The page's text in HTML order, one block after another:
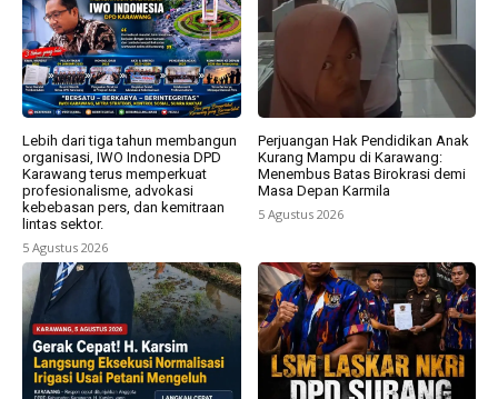
Lebih dari tiga tahun membangun
organisasi, IWO Indonesia DPD
Karawang terus memperkuat
profesionalisme, advokasi
kebebasan pers, dan kemitraan
lintas sektor.
5 Agustus 2026
Perjuangan Hak Pendidikan Anak
Kurang Mampu di Karawang:
Menembus Batas Birokrasi demi
Masa Depan Karmila
5 Agustus 2026